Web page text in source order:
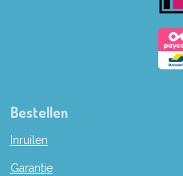
Bestellen
Inruilen
Garantie